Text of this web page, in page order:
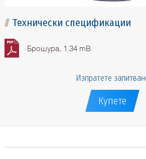
Технически спецификации
Брошура, 1.34 mB
Изпратете
Купете